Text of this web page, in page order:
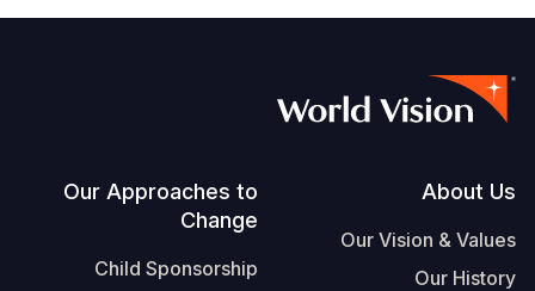
Footer
About Us
Our Vision & Values
Our History
Our Approaches to
Change
Child Sponsorship